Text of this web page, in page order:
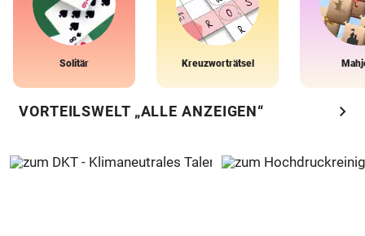
Solitär Kreuzworträtsel
VORTEILSWELT „ALLE ANZEIGEN“ chevron_right